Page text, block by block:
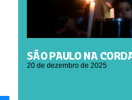
SÃO PAULO NA
20 de dezembro de 2025